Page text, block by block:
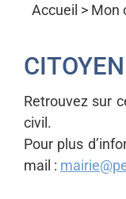
Accueil > Mon
Retrouvez sur
civil.
Pour plus
mail :